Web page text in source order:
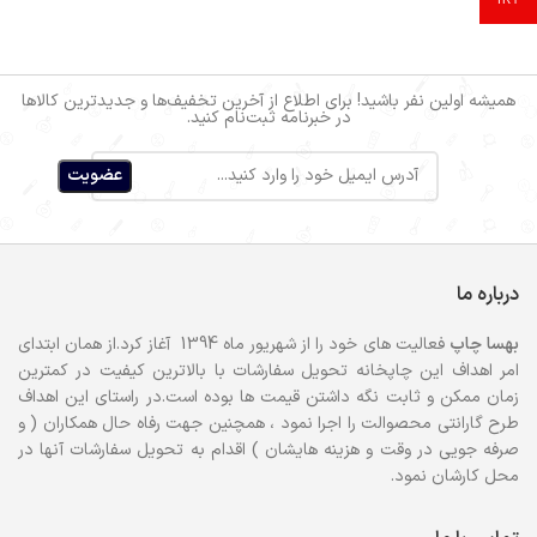
همیشه اولین نفر باشید! برای اطلاع از آخرین تخفیف‌ها و جدیدترین کالاها
در خبرنامه ثبت‌نام کنید.
درباره ما
بهساچاپ
فعالیت های خود را از شهریور ماه 1394 آغاز کرد.از همان ابتدای
امر اهداف این چاپخانه تحویل سفارشات با بالاترین کیفیت در کمترین
زمان ممکن و ثابت نگه داشتن قیمت ها بوده است.در راستای این اهداف
طرح گارانتی محصوالت را اجرا نمود ، همچنین جهت رفاه حال همکاران ( و
صرفه جویی در وقت و هزینه هایشان ) اقدام به تحویل سفارشات آنها در
محل کارشان نمود.